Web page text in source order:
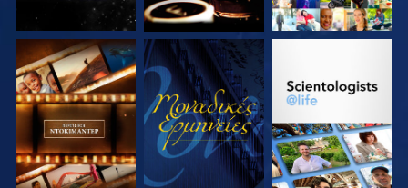
ΕΞΕΡΕΥΝΗΣΤΕ ΤΗ
ΣΕΙΡΑ
ΠΑΡΑΚΟΛΟΥΘΗΣΤΕ
ΕΞΕΡΕΥΝΗΣΤΕ ΤΗ